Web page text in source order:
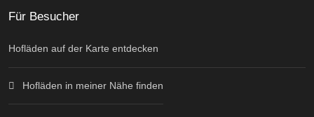
Für Besucher
Hofläden auf der Karte entdecken
Hofläden in meiner Nähe finden